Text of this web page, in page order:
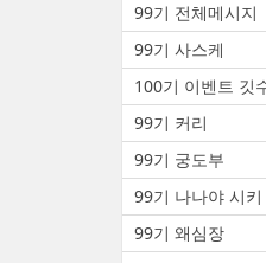
99기 전체메시지
99기 사스케
99기 커리
99기 궁도부
99기 나나야 시키
99기 왜심장